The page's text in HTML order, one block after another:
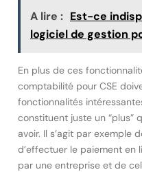
A lire : Est-ce
logiciel de gestion
En plus de ces
comptabilité pour CSE
fonctionnalités
constituent juste un “plus”
avoir. Il s’agit par exemple
d’effectuer le paiement
par une entreprise et de